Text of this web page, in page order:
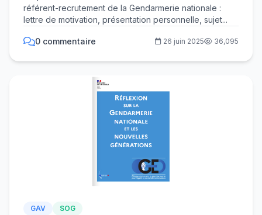
référent-recrutement de la Gendarmerie nationale :
lettre de motivation, présentation personnelle, sujet...
0 commentaire 26 juin 2025 36,095
GAV SOG